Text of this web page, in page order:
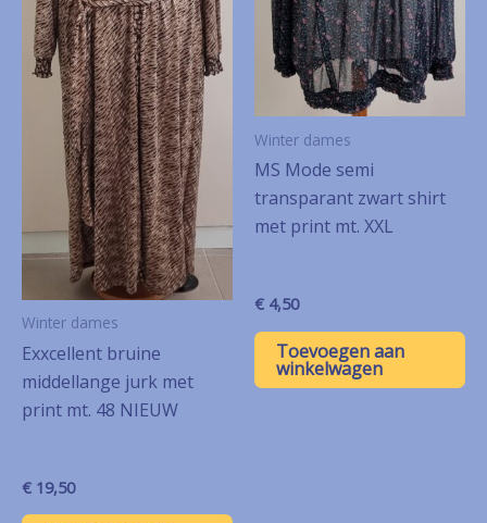
Winter dames
Exxcellent bruine
middellange jurk met
print mt. 48 NIEUW
€ 19,50
Winter dames
MS Mode semi
transparant zwart shirt
met print mt. XXL
€ 4,50
Toevoegen aan
winkelwagen